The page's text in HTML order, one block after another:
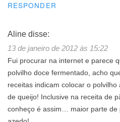
RESPONDER
Aline disse:
13 de janeiro de 2012 às 15:22
Fui procurar na internet e parece
polvilho doce fermentado, acho
receitas indicam colocar o
de queijo! Inclusive na receita de
conheço é assim… maior parte de